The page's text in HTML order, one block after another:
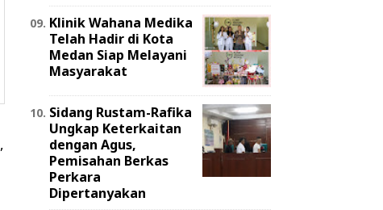
Klinik Wahana Medika
Telah Hadir di Kota
Medan Siap Melayani
Masyarakat
Sidang Rustam-Rafika
Ungkap Keterkaitan
dengan Agus,
Pemisahan Berkas
Perkara
Dipertanyakan